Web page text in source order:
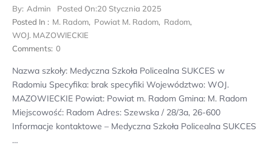
By: Admin Posted On:20 Stycznia 2025
Posted In : M. Radom, Powiat M. Radom, Radom,
WOJ. MAZOWIECKIE
Comments: 0
Nazwa szkoły: Medyczna Szkoła Policealna SUKCES w
Radomiu Specyfika: brak specyfiki Województwo: WOJ.
MAZOWIECKIE Powiat: Powiat m. Radom Gmina: M. Radom
Miejscowość: Radom Adres: Szewska / 28/3a, 26-600
Informacje kontaktowe – Medyczna Szkoła Policealna SUKCES
…